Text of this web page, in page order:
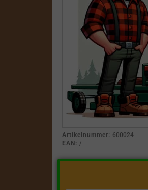
Artikelnummer: 600024
EAN: /